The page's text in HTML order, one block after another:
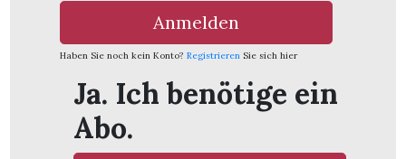
Anmelden
Haben Sie noch kein Konto? Registrieren Sie sich hier
Ja. Ich benötige ein
Abo.